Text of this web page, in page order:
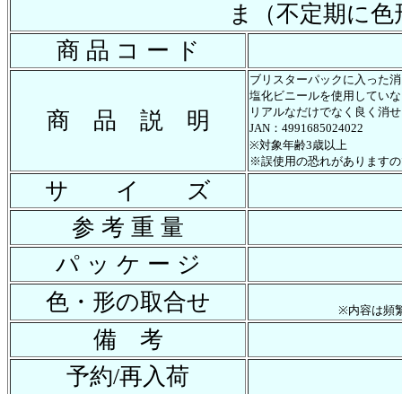
ま（不定期に
商 品 コ ー ド
商 品 説 明
ブリスターパックに入った
塩化ビニールを使用してい
リアルなだけでなく良く消
JAN：4991685024022
※対象年齢3歳以上
※誤使用の恐れがあります
サ イ ズ
参 考 重 量
パ ッ ケ ー ジ
色・形の取合せ
※内容は頻
備 考
予約/再入荷